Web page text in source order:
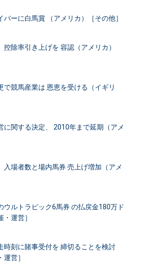
ーに白馬賞 （アメリカ）［その他］
除率引き上げを 容認（アメリカ）
で競馬産業は 恩恵を受ける（イギリ
に関する決定、 2010年まで延期（アメ
入場者数と場内馬券 売上げ増加（アメ
ウルトラピック6馬券 の払戻金180万ド
運営］
時刻に賭事受付を 締切ることを検討
運営］